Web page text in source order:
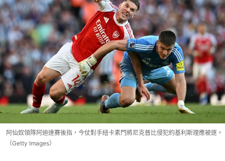
阿仙奴領隊阿迪達賽後指，今仗對手紐卡素門將尼克普比侵犯約基利斯理應被逐。
（Getty Images）